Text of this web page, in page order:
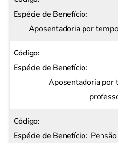
Aposentadoria por
Aposentadoria por